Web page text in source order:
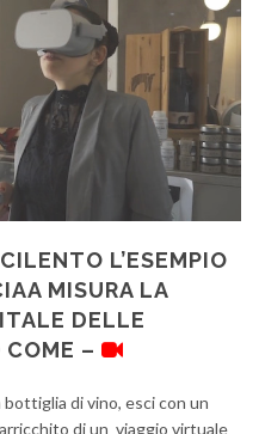
L’ESEMPIO
MISURA LA
DELLE
COME –
di vino, esci con un
di un viaggio virtuale